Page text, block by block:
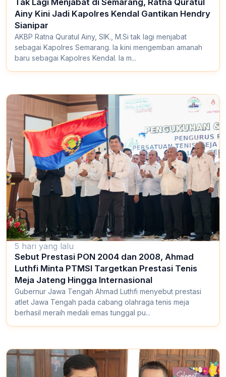
Tak Lagi Menjabat di Semarang, Ratna Quratul
Ainy Kini Jadi Kapolres Kendal Gantikan Hendry
Sianipar
AKBP Ratna Quratul Ainy, SIK., M.Si tak lagi menjabat
sebagai Kapolres Semarang. Ia kini mengemban amanah
baru sebagai Kapolres Kendal. Ia m...
5 hari yang lalu
Sebut Prestasi PON 2004 dan 2008, Ahmad
Luthfi Minta PTMSI Targetkan Prestasi Tenis
Meja Jateng Hingga Internasional
Gubernur Jawa Tengah Ahmad Luthfi menyebut prestasi
atlet Jawa Tengah pada cabang olahraga tenis meja
berhasil meraih medali emas tunggal pu...